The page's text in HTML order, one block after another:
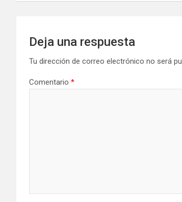
Deja una respuesta
Tu dirección de correo electrónico no será
Comentario *